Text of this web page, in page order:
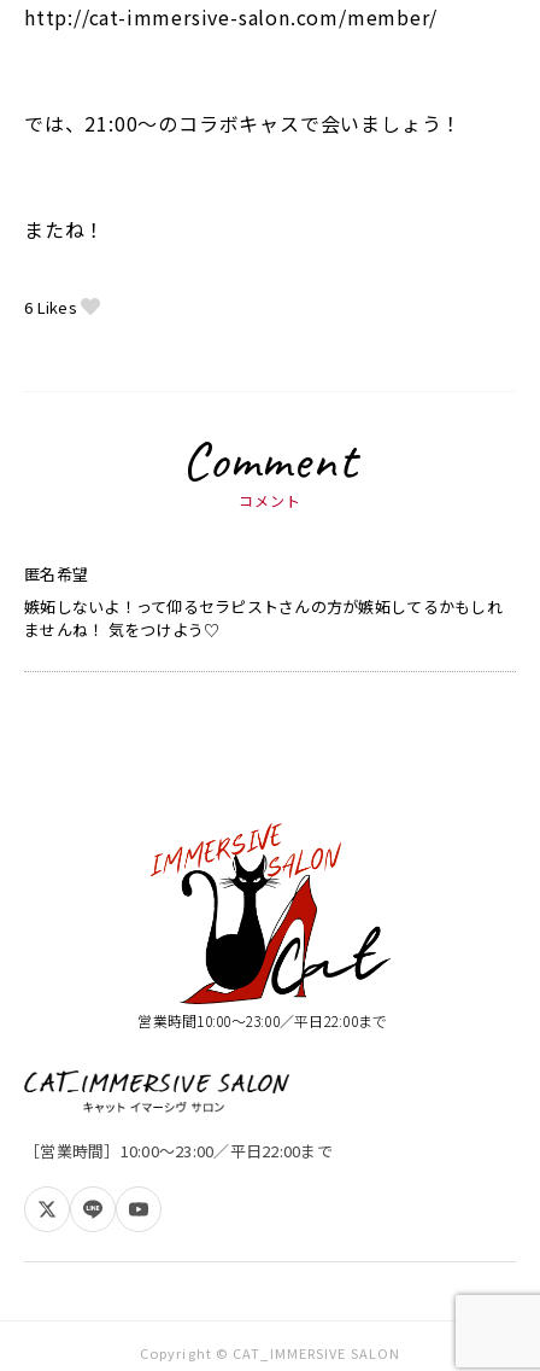
http://cat-immersive-salon.com/member/
では、21:00〜のコラボキャスで会いましょう！
またね！
6 Likes
Comment
コメント
匿名希望
嫉妬しないよ！って仰るセラピストさんの方が嫉妬してるかもしれ
ませんね！ 気をつけよう♡
営業時間10:00〜23:00／平日22:00まで
［営業時間］10:00〜23:00／平日22:00まで
Copyright © CAT_IMMERSIVE SALON